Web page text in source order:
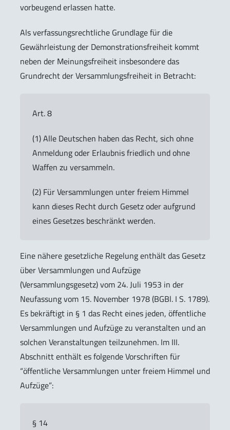
vorbeugend erlassen hatte.
Als verfassungsrechtliche Grundlage für die
Gewährleistung der Demonstrationsfreiheit kommt
neben der Meinungsfreiheit insbesondere das
Grundrecht der Versammlungsfreiheit in Betracht:
Art. 8
(1) Alle Deutschen haben das Recht, sich ohne
Anmeldung oder Erlaubnis friedlich und ohne
Waffen zu versammeln.
(2) Für Versammlungen unter freiem Himmel
kann dieses Recht durch Gesetz oder aufgrund
eines Gesetzes beschränkt werden.
Eine nähere gesetzliche Regelung enthält das Gesetz
über Versammlungen und Aufzüge
(Versammlungsgesetz) vom 24. Juli 1953 in der
Neufassung vom 15. November 1978 (BGBl. I S. 1789).
Es bekräftigt in § 1 das Recht eines jeden, öffentliche
Versammlungen und Aufzüge zu veranstalten und an
solchen Veranstaltungen teilzunehmen. Im III.
Abschnitt enthält es folgende Vorschriften für
“öffentliche Versammlungen unter freiem Himmel und
Aufzüge”:
§ 14